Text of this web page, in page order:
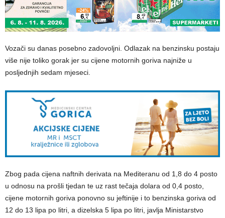
Vozači su danas posebno zadovoljni. Odlazak na benzinsku postaju
više nije toliko gorak jer su cijene motornih goriva najniže u
posljednjih sedam mjeseci.
Zbog pada cijena naftnih derivata na Mediteranu od 1,8 do 4 posto
u odnosu na prošli tjedan te uz rast tečaja dolara od 0,4 posto,
cijene motornih goriva ponovno su jeftinije i to benzinska goriva od
12 do 13 lipa po litri, a dizelska 5 lipa po litri, javlja Ministarstvo